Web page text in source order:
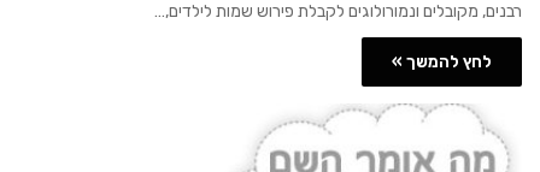
רבנים, מקובלים ונמורולוגים לקבלת פירוש שמות לילדים,…
לחץ להמשך »